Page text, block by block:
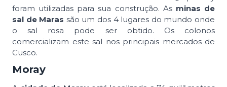
foram utilizadas para sua construção. As minas de
sal de Maras são um dos 4 lugares do mundo onde
o sal rosa pode ser obtido. Os colonos
comercializam este sal nos principais mercados de
Cusco.
Moray